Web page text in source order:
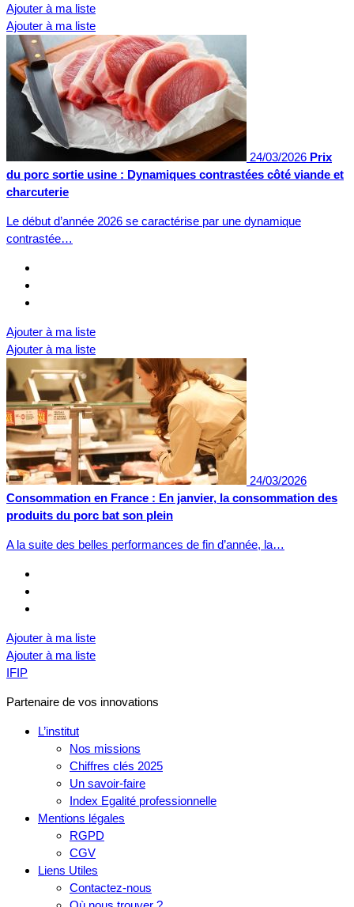
Ajouter à ma liste
Ajouter à ma liste
24/03/2026 Prix
du porc sortie usine : Dynamiques contrastées côté viande et
charcuterie
Le début d’année 2026 se caractérise par une dynamique
contrastée…
Ajouter à ma liste
Ajouter à ma liste
24/03/2026
Consommation en France : En janvier, la consommation des
produits du porc bat son plein
A la suite des belles performances de fin d’année, la…
Ajouter à ma liste
Ajouter à ma liste
IFIP
Partenaire de vos innovations
L’institut
Nos missions
Chiffres clés 2025
Un savoir-faire
Index Egalité professionnelle
Mentions légales
RGPD
CGV
Liens Utiles
Contactez-nous